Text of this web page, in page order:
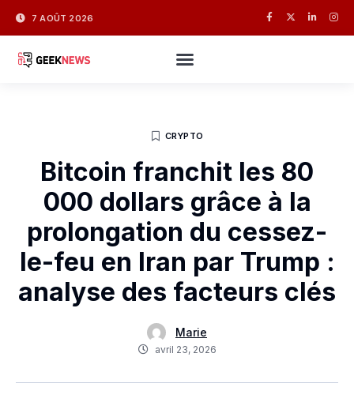
7 AOÛT 2026
CRYPTO
Bitcoin franchit les 80
000 dollars grâce à la
prolongation du cessez-
le-feu en Iran par Trump :
analyse des facteurs clés
Marie
avril 23, 2026